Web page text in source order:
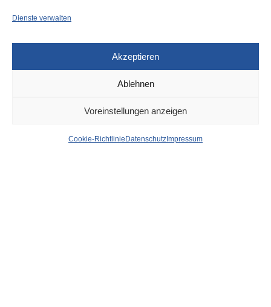
Dienste verwalten
Akzeptieren
Ablehnen
Voreinstellungen anzeigen
Cookie-Richtlinie Datenschutz Impressum